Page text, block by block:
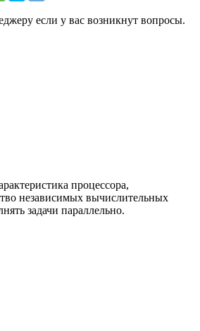
если у вас возникнут вопросы.
процессора,
независимых вычислительных
задачи параллельно.